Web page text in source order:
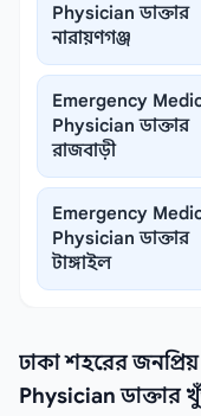
Physician ডাক্তার
নারায়ণগঞ্জ
Emergency
Physician ডাক্তার
রাজবাড়ী
Emergency
Physician ডাক্তার
টাঙ্গাইল
ঢাকা শহরের
Physician ডাক্তার